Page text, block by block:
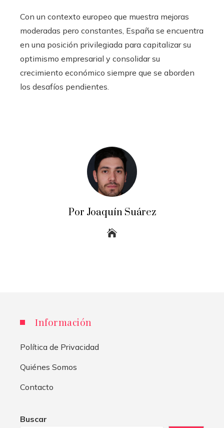
Con un contexto europeo que muestra mejoras
moderadas pero constantes, España se encuentra
en una posición privilegiada para capitalizar su
optimismo empresarial y consolidar su
crecimiento económico siempre que se aborden
los desafíos pendientes.
Por Joaquín Suárez
Información
Política de Privacidad
Quiénes Somos
Contacto
Buscar